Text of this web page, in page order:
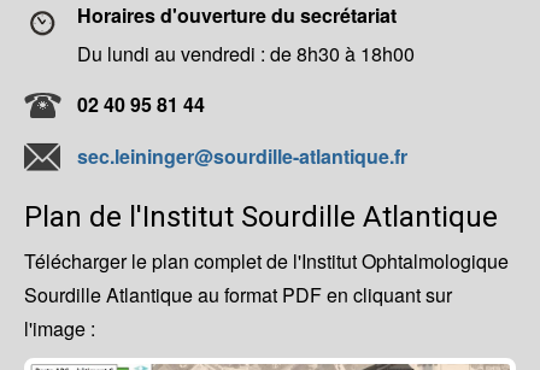
Horaires d'ouverture du secrétariat
Du lundi au vendredi : de 8h30 à 18h00
02 40 95 81 44
sec.leininger@sourdille-atlantique.fr
Plan de l'Institut Sourdille Atlantique
Télécharger le plan complet de l'Institut Ophtalmologique
Sourdille Atlantique au format PDF en cliquant sur
l'image :